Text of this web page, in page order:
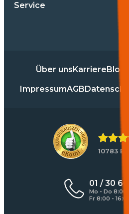
Service
Über unsKarriereBlog
ImpressumAGB
10783
01 / 30
Mo - Do 8:00
Fr 8:00 - 16:00